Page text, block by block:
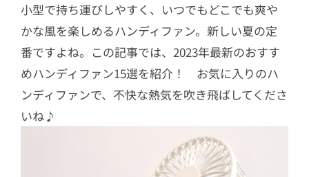
小型で持ち運びしやすく、いつでもどこでも爽や
かな風を楽しめるハンディファン。新しい夏の定
番ですよね。この記事では、2023年最新のおすす
めハンディファン15選を紹介！ お気に入りのハ
ンディファンで、不快な熱気を吹き飛ばしてくださ
いね♪